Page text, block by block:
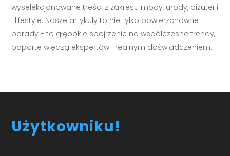
wyselekcjonowane treści z zakresu mody, urody, biżuterii
i lifestyle. Nasze artykuły to nie tylko powierzchowne
porady - to głębokie spojrzenie na współczesne trendy,
poparte wiedzą ekspertów i realnym doświadczeniem.
Użytkowniku!